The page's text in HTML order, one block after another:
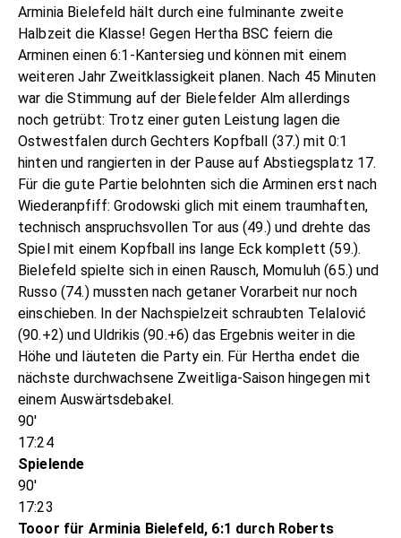
Arminia Bielefeld hält durch eine fulminante zweite
Halbzeit die Klasse! Gegen Hertha BSC feiern die
Arminen einen 6:1-Kantersieg und können mit einem
weiteren Jahr Zweitklassigkeit planen. Nach 45 Minuten
war die Stimmung auf der Bielefelder Alm allerdings
noch getrübt: Trotz einer guten Leistung lagen die
Ostwestfalen durch Gechters Kopfball (37.) mit 0:1
hinten und rangierten in der Pause auf Abstiegsplatz 17.
Für die gute Partie belohnten sich die Arminen erst nach
Wiederanpfiff: Grodowski glich mit einem traumhaften,
technisch anspruchsvollen Tor aus (49.) und drehte das
Spiel mit einem Kopfball ins lange Eck komplett (59.).
Bielefeld spielte sich in einen Rausch, Momuluh (65.) und
Russo (74.) mussten nach getaner Vorarbeit nur noch
einschieben. In der Nachspielzeit schraubten Telalović
(90.+2) und Uldrikis (90.+6) das Ergebnis weiter in die
Höhe und läuteten die Party ein. Für Hertha endet die
nächste durchwachsene Zweitliga-Saison hingegen mit
einem Auswärtsdebakel.
90'
17:24
Spielende
90'
17:23
Tooor für Arminia Bielefeld, 6:1 durch Roberts